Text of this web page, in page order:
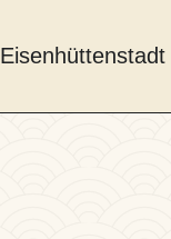
Eisenhüttenstadt